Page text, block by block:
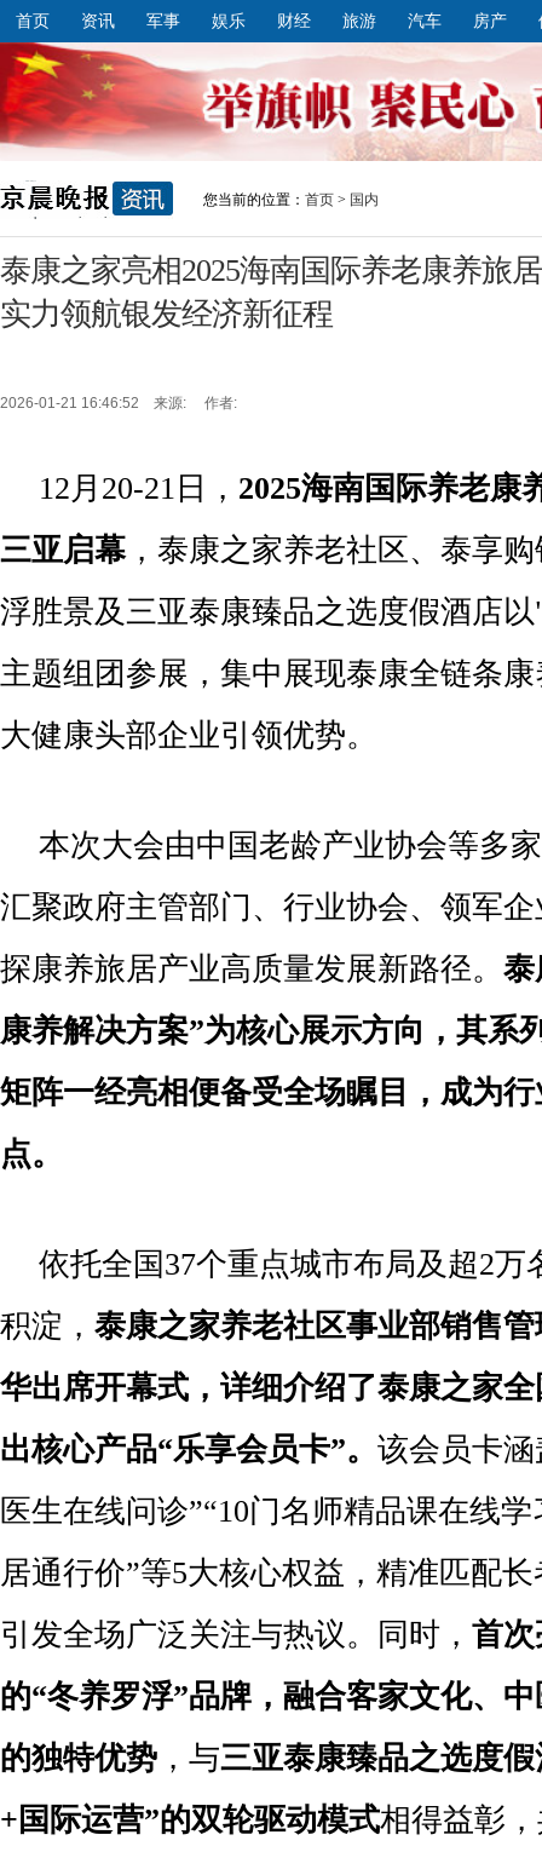
首页 资讯 军事 娱乐 财经 旅游 汽车 房产
您当前的位置： 首页 > 国内
泰康之家亮相2025海南国际养老康养旅
实力领航银发经济新征程
2026-01-21 16:46:52 来源: 作者:
12月20-21日， 2025海南国际养老康
三亚启幕，泰康之家养老社区、泰享
浮胜景及三亚泰康臻品之选度假酒店
主题组团参展，集中展现泰康全链条
大健康头部企业引领优势。
本次大会由中国老龄产业协会等多
汇聚政府主管部门、行业协会、领军
探康养旅居产业高质量发展新路径。 泰
康养解决方案”为核心展示方向，其系
矩阵一经亮相便备受全场瞩目，成为
点。
依托全国37个重点城市布局及超2万
积淀， 泰康之家养老社区事业部销售
华出席开幕式，详细介绍了泰康之家全
出核心产品“乐享会员卡”。 该会员卡
医生在线问诊”“10门名师精品课在线学
居通行价”等5大核心权益，精准匹配
引发全场广泛关注与热议。同时， 首
的“冬养罗浮”品牌，融合客家文化、
的独特优势 ，与三亚泰康臻品之选度
+ 国际运营”的双轮驱动模式相得益彰